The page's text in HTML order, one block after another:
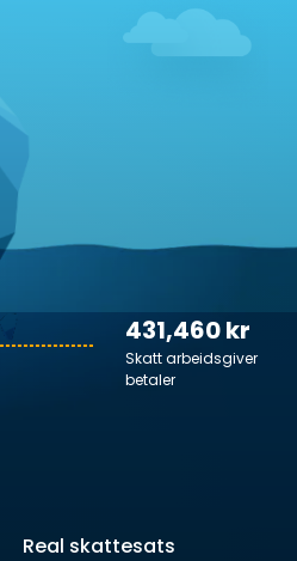
431,460 kr
Skatt arbeidsgiver
betaler
Real skattesats